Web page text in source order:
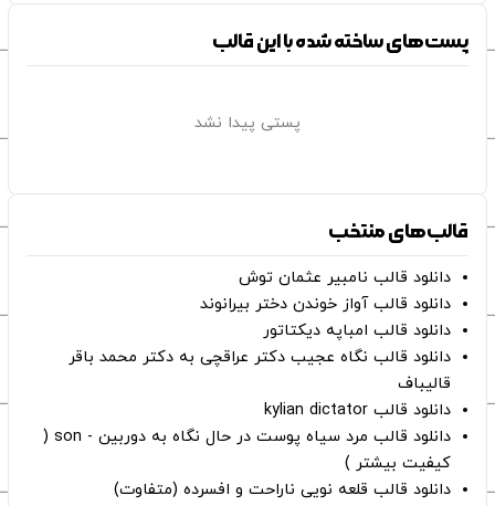
پست‌های ساخته شده با این قالب
پستی پیدا نشد
قالب‌های منتخب
دانلود قالب نامبیر عثمان ‌توش
دانلود قالب آواز خوندن دختر بیرانوند
دانلود قالب امباپه دیکتاتور
دانلود قالب نگاه عجیب دکتر عراقچی به دکتر محمد باقر
قالیباف
دانلود قالب kylian dictator
دانلود قالب مرد سیاه پوست در حال نگاه به دوربین - son (
کیفیت بیشتر )
دانلود قالب قلعه نویی ناراحت و افسرده (متفاوت)